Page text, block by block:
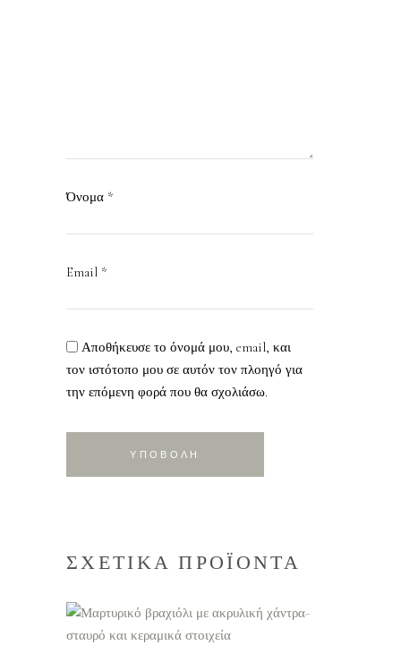
Όνομα *
Email *
Αποθήκευσε το όνομά μου, email, και
τον ιστότοπο μου σε αυτόν τον πλοηγό για
την επόμενη φορά που θα σχολιάσω.
ΣΧΕΤΙΚΑ ΠΡΟΪΟΝΤΑ
ΠΡΟΣΘΗΚΗ ΣΤΟ